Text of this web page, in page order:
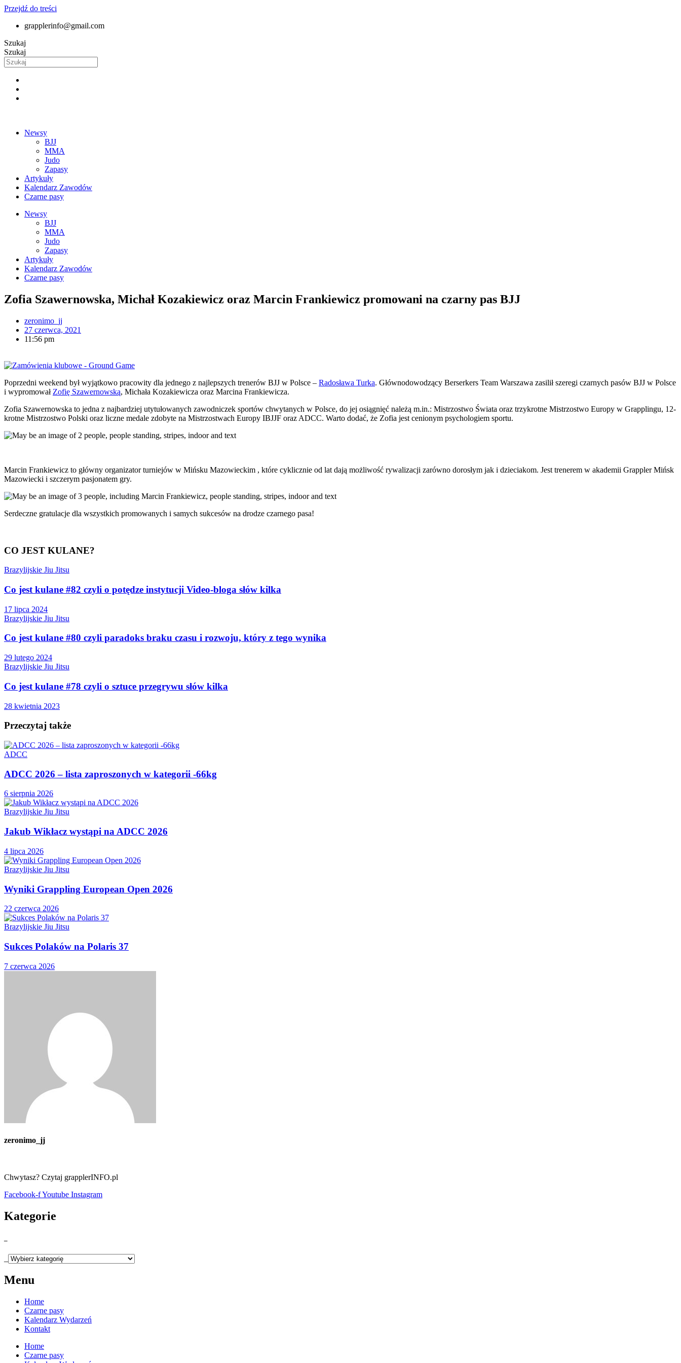
Przejdź do treści
grapplerinfo@gmail.com
Szukaj
Szukaj
Newsy
BJJ
MMA
Judo
Zapasy
Artykuły
Kalendarz Zawodów
Czarne pasy
Newsy
BJJ
MMA
Judo
Zapasy
Artykuły
Kalendarz Zawodów
Czarne pasy
Zofia Szawernowska, Michał Kozakiewicz oraz Marcin Frankiewicz promowani na czarny pas BJJ
zeronimo_jj
27 czerwca, 2021
11:56 pm
Poprzedni weekend był wyjątkowo pracowity dla jednego z najlepszych trenerów BJJ w Polsce – Radosława Turka. Głównodowodzący Berserkers Team Warszawa zasilił szeregi czarnych pasów BJJ w Polsce
i wypromował Zofię Szawernowską, Michała Kozakiewicza oraz Marcina Frankiewicza.
Zofia Szawernowska to jedna z najbardziej utytułowanych zawodniczek sportów chwytanych w Polsce, do jej osiągnięć należą m.in.: Mistrzostwo Świata oraz trzykrotne Mistrzostwo Europy w Grapplingu, 12-
krotne Mistrzostwo Polski oraz liczne medale zdobyte na Mistrzostwach Europy IBJJF oraz ADCC. Warto dodać, że Zofia jest cenionym psychologiem sportu.
Marcin Frankiewicz to główny organizator turniejów w Mińsku Mazowieckim , które cyklicznie od lat dają możliwość rywalizacji zarówno dorosłym jak i dzieciakom. Jest trenerem w akademii Grappler Mińsk
Mazowiecki i szczerym pasjonatem gry.
Serdeczne gratulacje dla wszystkich promowanych i samych sukcesów na drodze czarnego pasa!
CO JEST KULANE?
Brazylijskie Jiu Jitsu
Co jest kulane #82 czyli o potędze instytucji Video-bloga słów kilka
17 lipca 2024
Brazylijskie Jiu Jitsu
Co jest kulane #80 czyli paradoks braku czasu i rozwoju, który z tego wynika
29 lutego 2024
Brazylijskie Jiu Jitsu
Co jest kulane #78 czyli o sztuce przegrywu słów kilka
28 kwietnia 2023
Przeczytaj także
ADCC
ADCC 2026 – lista zaproszonych w kategorii -66kg
6 sierpnia 2026
Brazylijskie Jiu Jitsu
Jakub Wikłacz wystąpi na ADCC 2026
4 lipca 2026
Brazylijskie Jiu Jitsu
Wyniki Grappling European Open 2026
22 czerwca 2026
Brazylijskie Jiu Jitsu
Sukces Polaków na Polaris 37
7 czerwca 2026
zeronimo_jj
Chwytasz? Czytaj grapplerINFO.pl
Facebook-fYoutube Instagram
Kategorie
Menu
Home
Czarne pasy
Kalendarz Wydarzeń
Kontakt
Home
Czarne pasy